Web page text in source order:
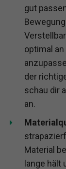
gut
optimal
der
schau dir
an.
Material
lange hält